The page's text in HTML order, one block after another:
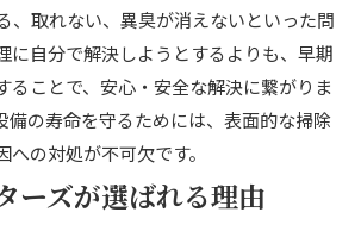
、取れない、異臭が消えないといった問
に自分で解決しようとするよりも、早期
ることで、安心・安全な解決に繋がりま
備の寿命を守るためには、表面的な掃除
の対処が不可欠です。
ーズが選ばれる理由